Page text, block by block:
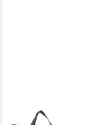
160 cm Oxford-Gewebe